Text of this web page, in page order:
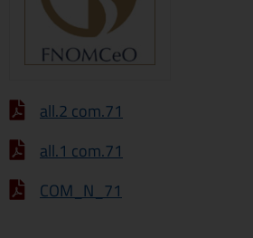
all.2 com.71
all.1 com.71
COM_N_71